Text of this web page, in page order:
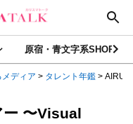
原宿・青文字系SHOP
ディア > タレント年鑑 > AIRU
〜Visual